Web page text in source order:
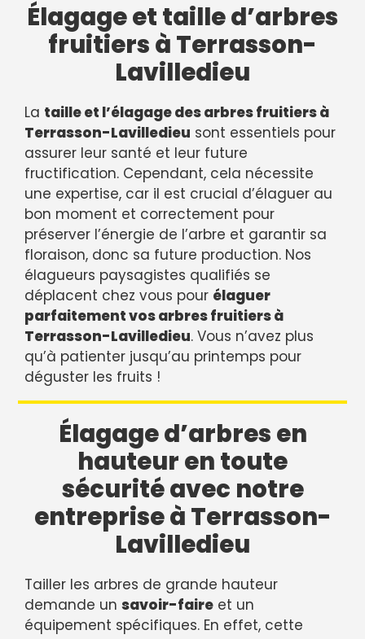
Élagage et taille d’arbres
fruitiers à Terrasson-
Lavilledieu
La taille et l’élagage des arbres fruitiers à
Terrasson-Lavilledieu sont essentiels pour
assurer leur santé et leur future
fructification. Cependant, cela nécessite
une expertise, car il est crucial d’élaguer au
bon moment et correctement pour
préserver l’énergie de l’arbre et garantir sa
floraison, donc sa future production. Nos
élagueurs paysagistes qualifiés se
déplacent chez vous pour élaguer
parfaitement vos arbres fruitiers à
Terrasson-Lavilledieu. Vous n’avez plus
qu’à patienter jusqu’au printemps pour
déguster les fruits !
Élagage d’arbres en
hauteur en toute
sécurité avec notre
entreprise à Terrasson-
Lavilledieu
Tailler les arbres de grande hauteur
demande un savoir-faire et un
équipement spécifiques. En effet, cette